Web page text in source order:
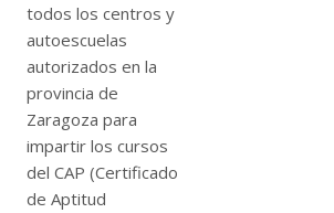
todos los centros y
autoescuelas
autorizados en la
provincia de
Zaragoza para
impartir los cursos
del CAP (Certificado
de Aptitud